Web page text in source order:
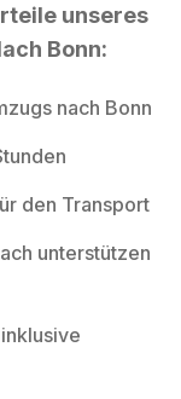
unseres
Bonn:
nach Bonn
den Transport
unterstützen